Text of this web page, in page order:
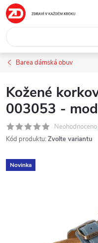
Přejít
na
obsah
Barea dámská obuv
Kožené
003053 -
Neohodnoceno
Kód produktu: Zvolte variantu
Novinka